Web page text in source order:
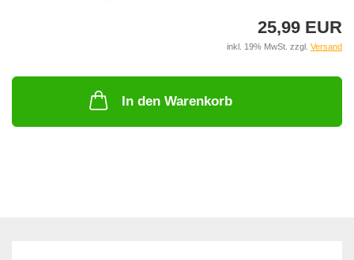
25,99 EUR
inkl. 19% MwSt. zzgl. Versand
In den Warenkorb